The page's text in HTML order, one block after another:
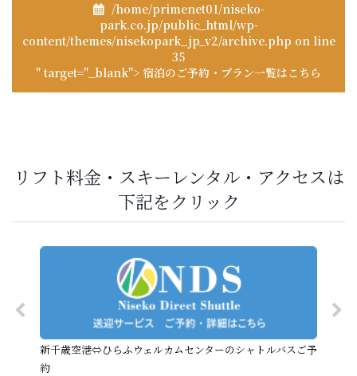
/home/primenet01/niseko-
park.co.jp/public_html/wp-
content/themes/nisekopark_jp_v2/archive.php on line
35
" target="_blank"> 宿泊のご予約・プラン一覧はこちら
リフト料金・スキーレンタル・アクセスは
下記をクリック
新千歳空港⇔ひらふウェルカムセンターのシャトルバスご予
約